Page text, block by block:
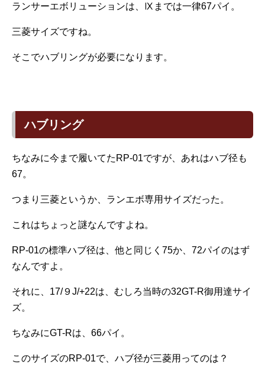
ランサーエボリューションは、Ⅸまでは一律67パイ。
三菱サイズですね。
そこでハブリングが必要になります。
ハブリング
ちなみに今まで履いてたRP-01ですが、あれはハブ径も
67。
つまり三菱というか、ランエボ専用サイズだった。
これはちょっと謎なんですよね。
RP-01の標準ハブ径は、他と同じく75か、72パイのはず
なんですよ。
それに、17/９J/+22は、むしろ当時の32GT-R御用達サイ
ズ。
ちなみにGT-Rは、66パイ。
このサイズのRP-01で、ハブ径が三菱用ってのは？